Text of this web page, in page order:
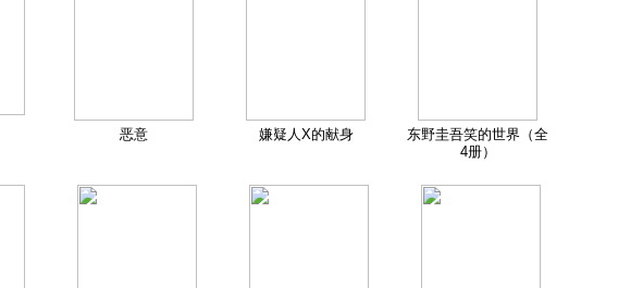
恶意 嫌疑人X的献身
东野圭吾笑的世界（全
4册）